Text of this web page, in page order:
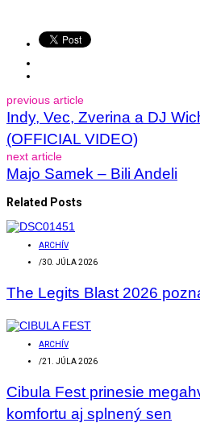
previous article
Indy, Vec, Zverina a DJ
(OFFICIAL VIDEO)
next article
Majo Samek – Bili Andeli
Related Posts
ARCHÍV
/30. JÚLA 2026
The Legits Blast 2026
ARCHÍV
/21. JÚLA 2026
Cibula Fest prinesie
komfortu aj splnený sen